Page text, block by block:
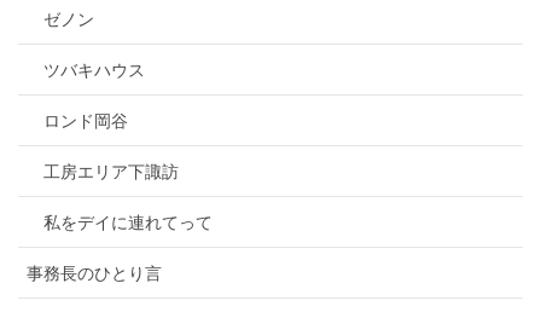
ゼノン
ツバキハウス
ロンド岡谷
工房エリア下諏訪
私をデイに連れてって
事務長のひとり言